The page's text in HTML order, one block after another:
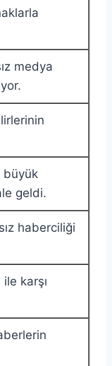
medya
büyük
geldi.
haberciliği
karşı